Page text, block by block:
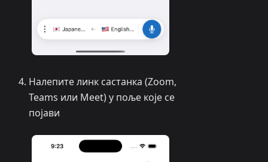
Налепите линк састанка (Zoom,
Teams или Meet) у поље које се
појави